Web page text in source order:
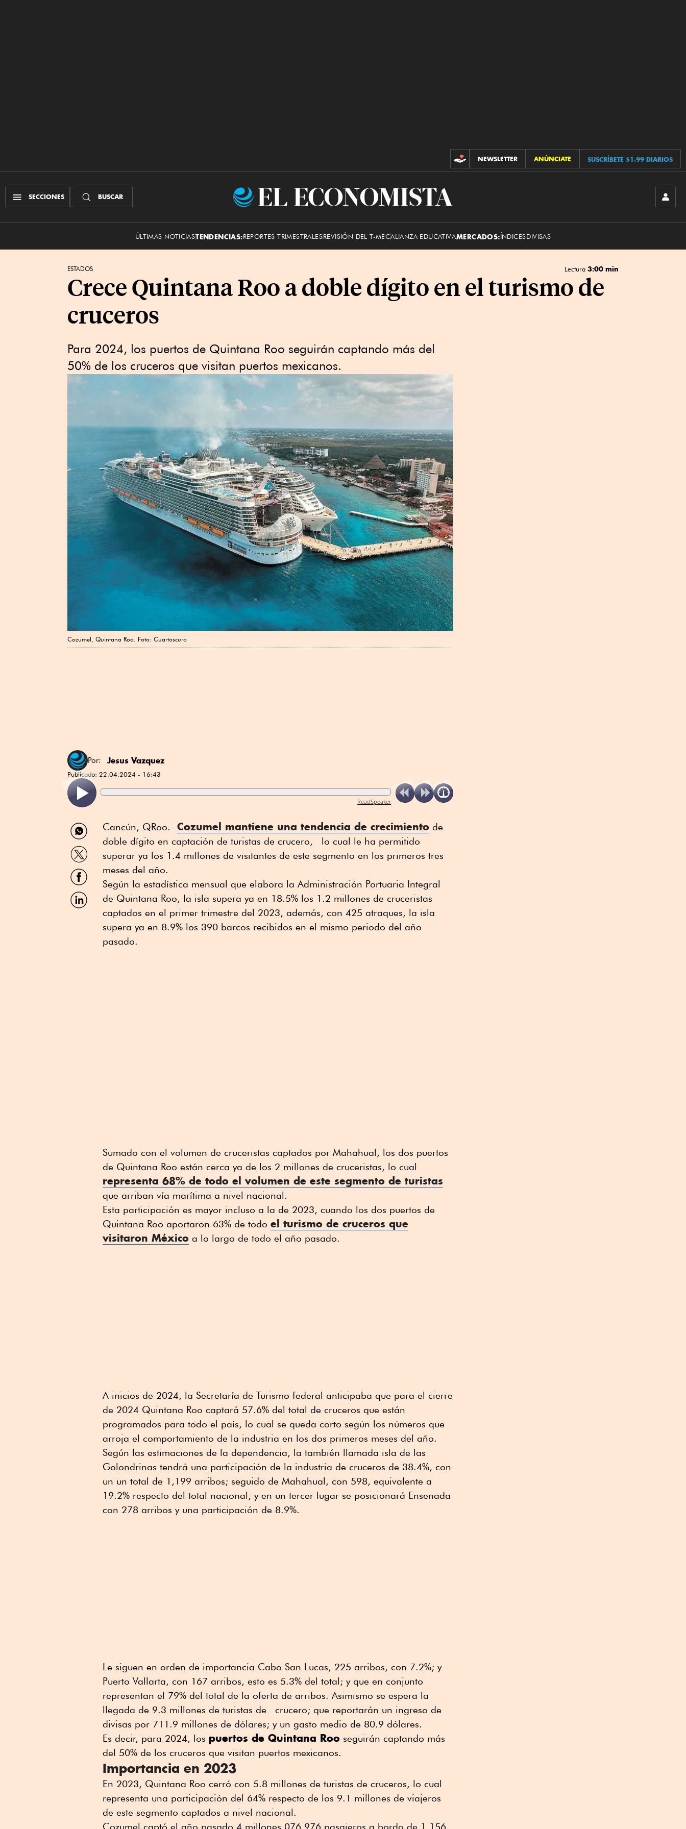
CONTRIBUCIONES
NEWSLETTER ANÚNCIATE SUSCRÍBETE $1.99 DIARIOS
SECCIONES BUSCAR
El
ÚLTIMAS NOTICIASTENDENCIAS:REPORTES TRIMESTRALESREVISIÓN DEL T-MECALIANZA EDUCATIVAMERCADOS:ÍNDICESDIVISAS
ESTADOS Lectura 3:00 min
Crece Quintana Roo a doble dígito en el turismo de
cruceros
Para 2024, los puertos de Quintana Roo seguirán captando más del
50% de los cruceros que visitan puertos mexicanos.
Cozumel, Quintana Roo. Foto: Cuartoscuro
Por: Jesus Vazquez
Publicado: 22.04.2024 - 16:43
ReadSpeaker
Compartir
por
WhatsApp
Compartir
por
Twitter
Compartir
por
Facebook
Compartir
por
Cancún, QRoo.- Cozumel mantiene una tendencia de crecimiento de
doble dígito en captación de turistas de crucero, lo cual le ha permitido
superar ya los 1.4 millones de visitantes de este segmento en los primeros tres
meses del año.
Según la estadística mensual que elabora la Administración Portuaria Integral
de Quintana Roo, la isla supera ya en 18.5% los 1.2 millones de cruceristas
captados en el primer trimestre del 2023, además, con 425 atraques, la isla
supera ya en 8.9% los 390 barcos recibidos en el mismo periodo del año
pasado.
Sumado con el volumen de cruceristas captados por Mahahual, los dos puertos
de Quintana Roo están cerca ya de los 2 millones de cruceristas, lo cual
representa 68% de todo el volumen de este segmento de turistas
que arriban vía marítima a nivel nacional.
Esta participación es mayor incluso a la de 2023, cuando los dos puertos de
Quintana Roo aportaron 63% de todo el turismo de cruceros que
visitaron México a lo largo de todo el año pasado.
A inicios de 2024, la Secretaría de Turismo federal anticipaba que para el cierre
de 2024 Quintana Roo captará 57.6% del total de cruceros que están
programados para todo el país, lo cual se queda corto según los números que
arroja el comportamiento de la industria en los dos primeros meses del año.
Según las estimaciones de la dependencia, la también llamada isla de las
Golondrinas tendrá una participación de la industria de cruceros de 38.4%, con
un un total de 1,199 arribos; seguido de Mahahual, con 598, equivalente a
19.2% respecto del total nacional, y en un tercer lugar se posicionará Ensenada
con 278 arribos y una participación de 8.9%.
Le siguen en orden de importancia Cabo San Lucas, 225 arribos, con 7.2%; y
Puerto Vallarta, con 167 arribos, esto es 5.3% del total; y que en conjunto
representan el 79% del total de la oferta de arribos. Asimismo se espera la
llegada de 9.3 millones de turistas de crucero; que reportarán un ingreso de
divisas por 711.9 millones de dólares; y un gasto medio de 80.9 dólares.
Es decir, para 2024, los puertos de Quintana Roo seguirán captando más
del 50% de los cruceros que visitan puertos mexicanos.
Importancia en 2023
En 2023, Quintana Roo cerró con 5.8 millones de turistas de cruceros, lo cual
representa una participación del 64% respecto de los 9.1 millones de viajeros
de este segmento captados a nivel nacional.
Cozumel captó el año pasado 4 millones 076,976 pasajeros a bordo de 1,156